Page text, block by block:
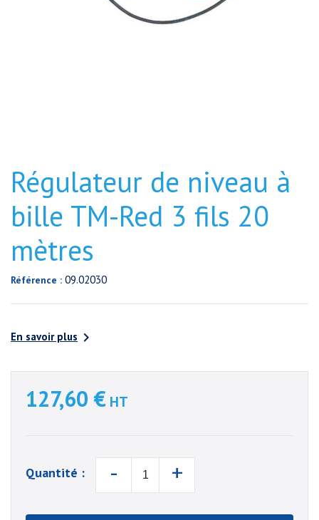
Régulateur de niveau à
bille TM-Red 3 fils 20
mètres
Référence : 09.02030
En savoir plus 
127,60 € HT
Quantité : - +